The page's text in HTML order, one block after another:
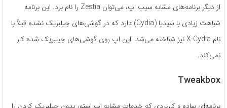
از دیگر برنامه‌های مشابه سیب اپ، می‌توان Zestia را نام برد. این برنامه
شباهت زیادی با سیدیا (Cydia) دارد که در گوشی‌های جیلبریک نشده قبلاً با
نام X-Cydia نیز شناخته می‌شد. این اپ روی گوشی‌های جیلبریک شده کار
نمی‌کند.
Tweakbox